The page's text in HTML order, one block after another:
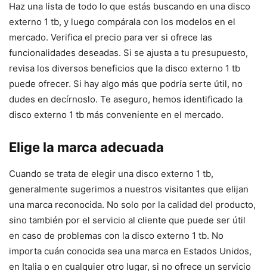
Haz una lista de todo lo que estás buscando en una disco
externo 1 tb, y luego compárala con los modelos en el
mercado. Verifica el precio para ver si ofrece las
funcionalidades deseadas. Si se ajusta a tu presupuesto,
revisa los diversos beneficios que la disco externo 1 tb
puede ofrecer. Si hay algo más que podría serte útil, no
dudes en decírnoslo. Te aseguro, hemos identificado la
disco externo 1 tb más conveniente en el mercado.
Elige la marca adecuada
Cuando se trata de elegir una disco externo 1 tb,
generalmente sugerimos a nuestros visitantes que elijan
una marca reconocida. No solo por la calidad del producto,
sino también por el servicio al cliente que puede ser útil
en caso de problemas con la disco externo 1 tb. No
importa cuán conocida sea una marca en Estados Unidos,
en Italia o en cualquier otro lugar, si no ofrece un servicio